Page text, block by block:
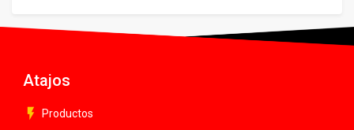
Atajos
flash_on Productos